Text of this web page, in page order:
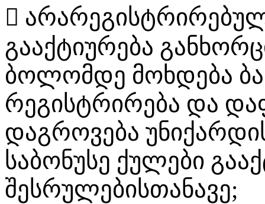

გააქტიურება
ბოლომდე მოხდება
რეგისტრირება და
დაგროვება
საბონუსე ქულები
შესრულებისთანავე;